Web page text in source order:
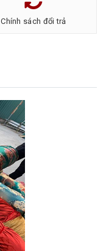
Chính sách đổi trả